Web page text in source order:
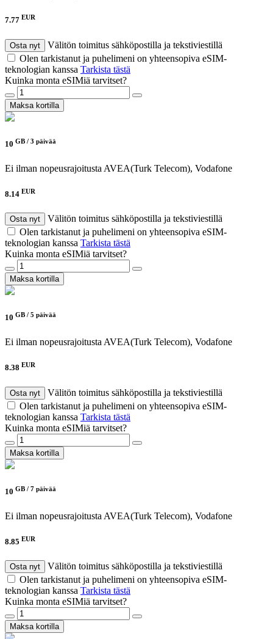
7.77 EUR
Osta nyt
Välitön toimitus sähköpostilla ja tekstiviestillä
Olen tarkistanut ja puhelimeni on yhteensopiva eSIM-
teknologian kanssa Tarkista tästä
Kuinka monta eSIMiä tarvitset?
Maksa kortilla
10 GB / 3 päivää
Ei ilman nopeusrajoitusta AVEA(Turk Telecom), Vodafone
8.14 EUR
Osta nyt
Välitön toimitus sähköpostilla ja tekstiviestillä
Olen tarkistanut ja puhelimeni on yhteensopiva eSIM-
teknologian kanssa Tarkista tästä
Kuinka monta eSIMiä tarvitset?
Maksa kortilla
10 GB / 5 päivää
Ei ilman nopeusrajoitusta AVEA(Turk Telecom), Vodafone
8.38 EUR
Osta nyt
Välitön toimitus sähköpostilla ja tekstiviestillä
Olen tarkistanut ja puhelimeni on yhteensopiva eSIM-
teknologian kanssa Tarkista tästä
Kuinka monta eSIMiä tarvitset?
Maksa kortilla
10 GB / 7 päivää
Ei ilman nopeusrajoitusta AVEA(Turk Telecom), Vodafone
8.85 EUR
Osta nyt
Välitön toimitus sähköpostilla ja tekstiviestillä
Olen tarkistanut ja puhelimeni on yhteensopiva eSIM-
teknologian kanssa Tarkista tästä
Kuinka monta eSIMiä tarvitset?
Maksa kortilla